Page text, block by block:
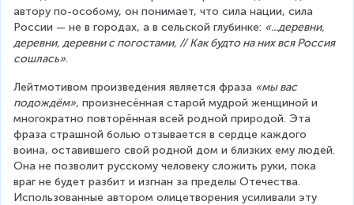
автору по-особому, он понимает, что сила нации, сила
России — не в городах, а в сельской глубинке: «...деревни,
деревни, деревни с погостами, // Как будто на них вся Россия
сошлась».
Лейтмотивом произведения является фраза «мы вас
подождём», произнесённая старой мудрой женщиной и
многократно повторённая всей родной природой. Эта
фраза страшной болью отзывается в сердце каждого
воина, оставившего свой родной дом и близких ему людей.
Она не позволит русскому человеку сложить руки, пока
враг не будет разбит и изгнан за пределы Отечества.
Использованные автором олицетворения усиливали эту